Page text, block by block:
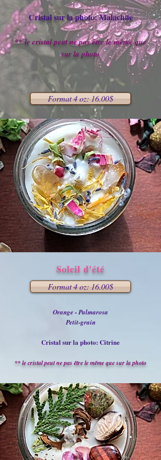
Cristal sur la photo: Malachite
** le cristal peut ne pas être le même que
sur la photo
Format 4 oz: 16.00$
Soleil d'été
Format 4 oz: 16.00$
Orange - Palmarosa
Petit-grain
Cristal sur la photo: Citrine
** le cristal peut ne pas être le même que sur la photo